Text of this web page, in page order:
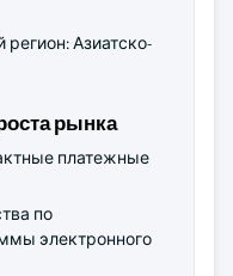
Азиатско-
рынка
платежные
по
электронного